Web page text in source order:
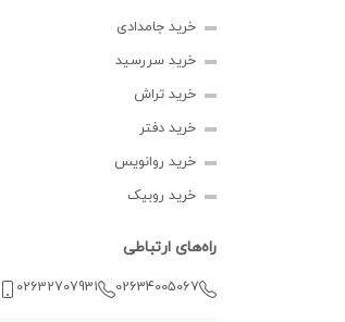
خرید جامدادی
خرید سررسید
خرید تراش
خرید دفتر
خرید روانویس
خرید روبیک
راه‌های ارتباطی
02634005067
02632707931